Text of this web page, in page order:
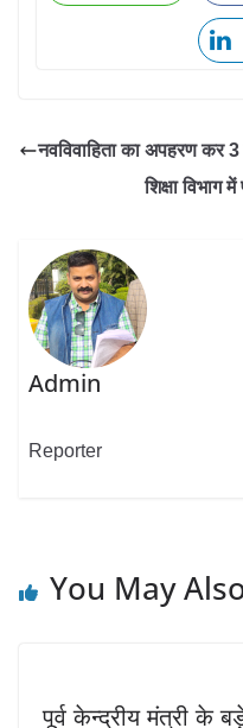
नवविवाहिता का अपहरण कर
शिक्षा विभाग
Admin
Reporter
You May
पूर्व केन्द्रीय मंत्री के